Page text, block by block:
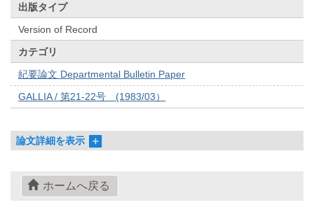
出版タイプ
Version of Record
カテゴリ
紀要論文 Departmental Bulletin Paper
GALLIA / 第21-22号 (1983/03）
論文詳細を表示
ホームへ戻る